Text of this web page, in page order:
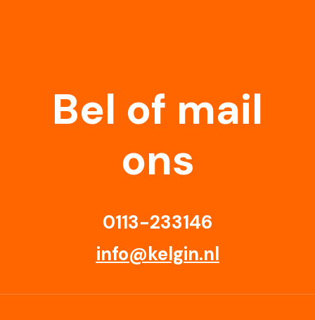
Bel of mail
ons
0113-233146
info@kelgin.nl